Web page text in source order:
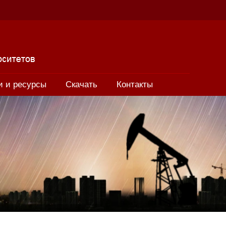
и ресурсы Скачать Контакты